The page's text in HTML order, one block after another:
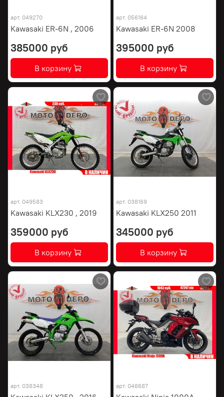
арт. 049270
Kawasaki ER-6N , 2006
385000 руб
В корзину
арт. 056164
Kawasaki ER-6N 2008
395000 руб
В корзину
арт. 049583
Kawasaki KLX230 , 2019
359000 руб
В корзину
арт. 038169
Kawasaki KLX250 2011
345000 руб
В корзину
арт. 038348 арт. 048687